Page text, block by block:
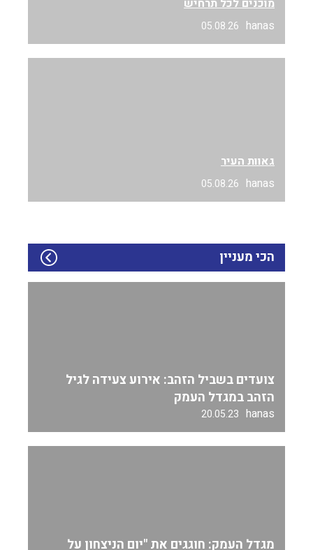
מוכנים לכל תרחיש
hanas
05.08.26
גאוות העיר
hanas
05.08.26
הכי מעניין
צועדים בשביל הזהב: אירוע צעידה לגיל
הזהב במגדל העמק
hanas
20.05.23
מגדל העמק: חוגגים את "יום הניצחון על